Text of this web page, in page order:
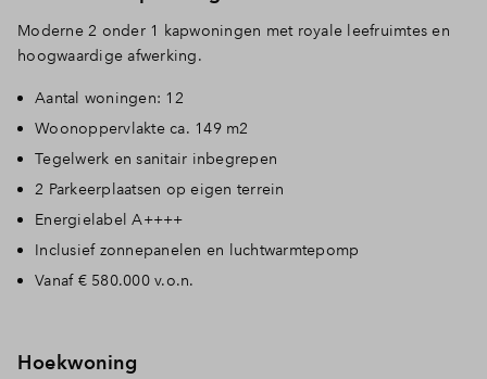
Moderne 2 onder 1 kapwoningen met royale leefruimtes en
hoogwaardige afwerking.
Aantal woningen: 12
Woonoppervlakte ca. 149 m2
Tegelwerk en sanitair inbegrepen
2 Parkeerplaatsen op eigen terrein
Energielabel A++++
Inclusief zonnepanelen en luchtwarmtepomp
Vanaf € 580.000 v.o.n.
Hoekwoning